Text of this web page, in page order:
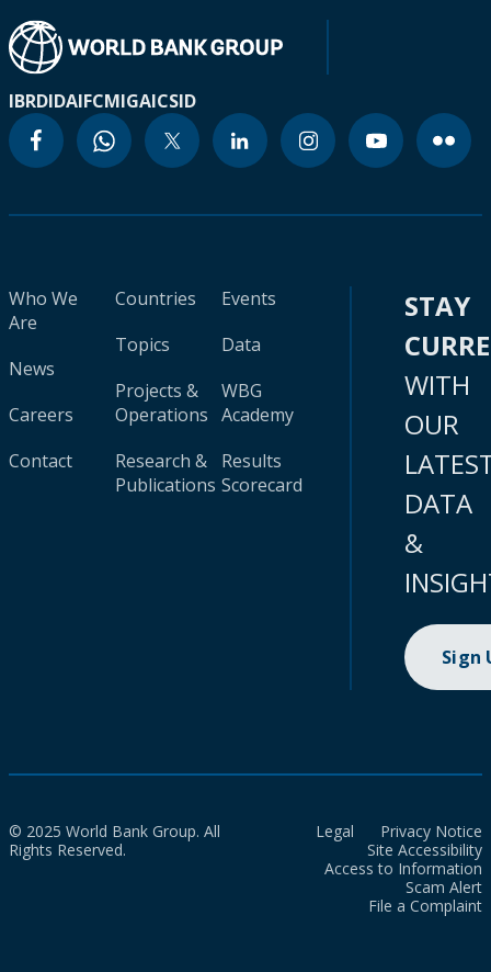
IBRDIDAIFCMIGAICSID
Who We
Are
News
Careers
Contact
Countries
Topics
Projects &
Operations
Research &
Publications
Events
Data
WBG
Academy
Results
Scorecard
STAY
WITH
OUR
DATA
&
Sign
© 2025 World Bank Group. All
Rights Reserved.
Legal
Privacy Notice
Site Accessibility
Access to Information
Scam Alert
File a Complaint